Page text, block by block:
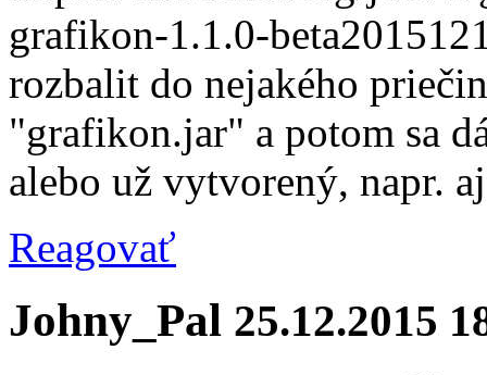
grafikon-1.1.0-
rozbalit do nejakého
"grafikon.jar" a potom sa
alebo už vytvorený, napr.
Reagovať
Johny_Pal 25.12.2015